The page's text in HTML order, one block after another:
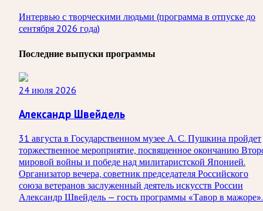
Интервью с творческими людьми (программа в отпуске до
сентября 2026 года)
Последние выпуски программы
24 июля 2026
Александр Швейдель
31 августа в Государственном музее А. С. Пушкина пройдет
торжественное мероприятие, посвященное окончанию
мировой войны и победе над милитаристской Японией.
Организатор вечера, советник председателя Российского
союза ветеранов заслуженный деятель искусств России
Александр Швейдель — гость программы «Тавор в мажоре».